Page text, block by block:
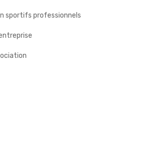
sportifs professionnels